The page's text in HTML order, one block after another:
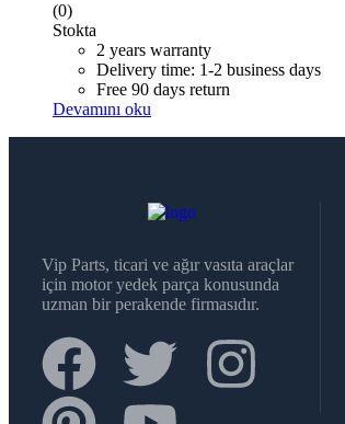
(0)
Stokta
2 years warranty
Delivery time: 1-2 business days
Free 90 days return
Devamını oku
Vip Parts, ticari ve ağır vasıta araçlar
için motor yedek parça konusunda
uzman bir perakende firmasıdır.